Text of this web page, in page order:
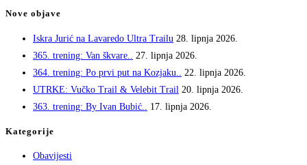
Nove objave
Iskra Jurić na Lavaredo Ultra Trailu 28. lipnja 2026.
365. trening: Van škvare..
27. lipnja 2026.
364. trening: Po prvi put na Kozjaku..
22. lipnja 2026.
UTRKE: Vučko Trail & Velebit Trail 20. lipnja 2026.
363. trening: By Ivan Bubić..
17. lipnja 2026.
Kategorije
Obavijesti